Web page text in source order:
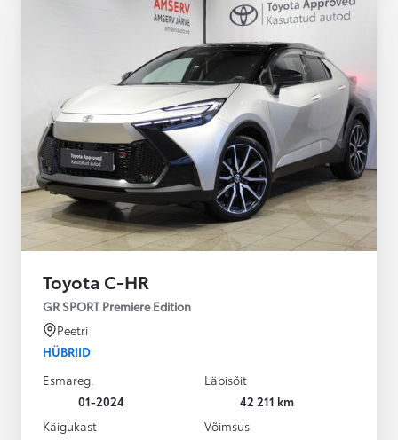
Toyota C-HR
GR SPORT Premiere Edition
Peetri
HÜBRIID
Esmareg.
01-2024
Läbisõit
42 211 km
Käigukast
Võimsus